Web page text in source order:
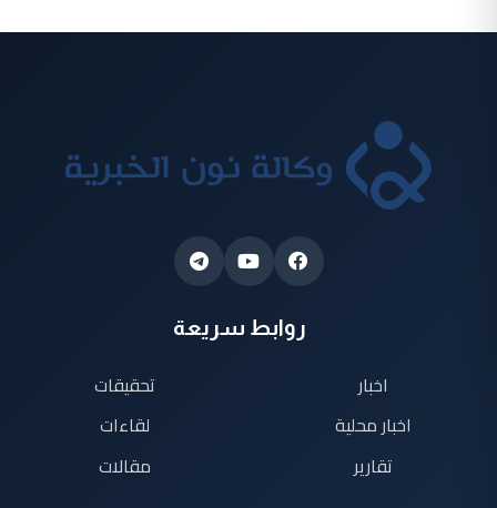
روابط سريعة
اخبار
اخبار محلية
تقارير
تحقيقات
لقاءات
مقالات